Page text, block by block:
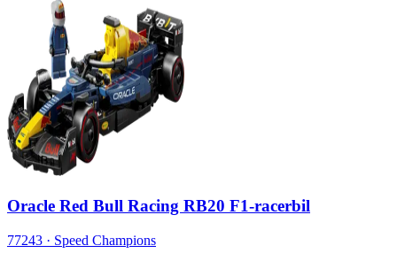
Oracle Red Bull Racing RB20 F1-racerbil
77243 · Speed Champions